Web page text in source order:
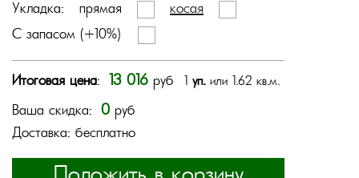
Укладка: прямая
косая
С запасом (+10%)
Итоговая цена: 13 016 руб 1 уп.или 1.62 кв.м.
Ваша скидка: 0 руб
Доставка: бесплатно